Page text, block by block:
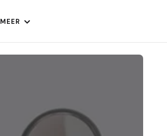
MEER